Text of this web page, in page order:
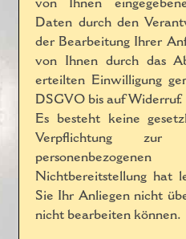
von Ihnen
Daten durch den
der Bearbeitung Ihrer
von Ihnen durch das
erteilten Einwilligung
DSGVO bis auf Widerruf.
Es besteht keine
Verpflichtung zur
Nichtbereitstellung hat
Sie Ihr Anliegen nicht
nicht bearbeiten können.